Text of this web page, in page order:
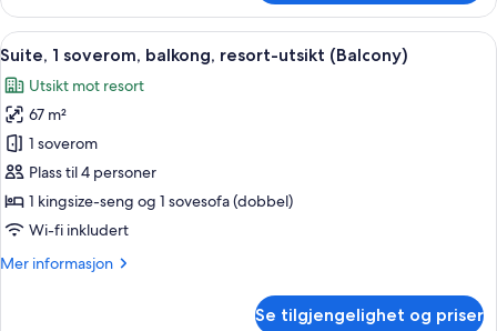
(Balcony)
–
deluxe,
2
senger,
balkong,
resort-
utsikt
(Balcony)
Åpne
alle
bildene
av
Suite,
1
soverom,
balkong,
utsikt
1 soverom, sengetøy av topp
4
Suite, 1 soverom, balkong, resort-utsikt (Balcony)
Utsikt mot resort
67 m²
1 soverom
Plass til 4 personer
1 kingsize-seng og 1 sovesofa (dobbel)
Wi-fi inkludert
Mer informasjon
Mer
Se tilgjengelighet og priser